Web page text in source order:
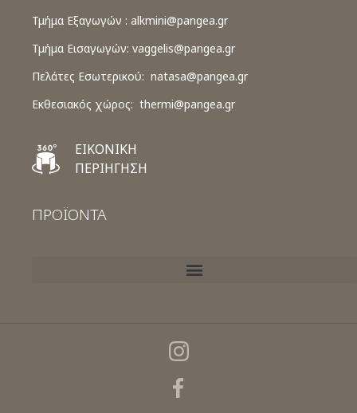
Τμήμα Εξαγωγών : alkmini@pangea.gr
Τμήμα Εισαγωγών: vaggelis@pangea.gr
Πελάτες Εσωτερικού: natasa@pangea.gr
Εκθεσιακός χώρος: thermi@pangea.gr
ΕΙΚΟΝΙΚΗ
ΠΕΡΙΗΓΗΣΗ
ΠΡΟΪΟΝΤΑ